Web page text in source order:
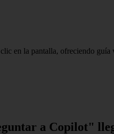
en la pantalla, ofreciendo
a Copilot"